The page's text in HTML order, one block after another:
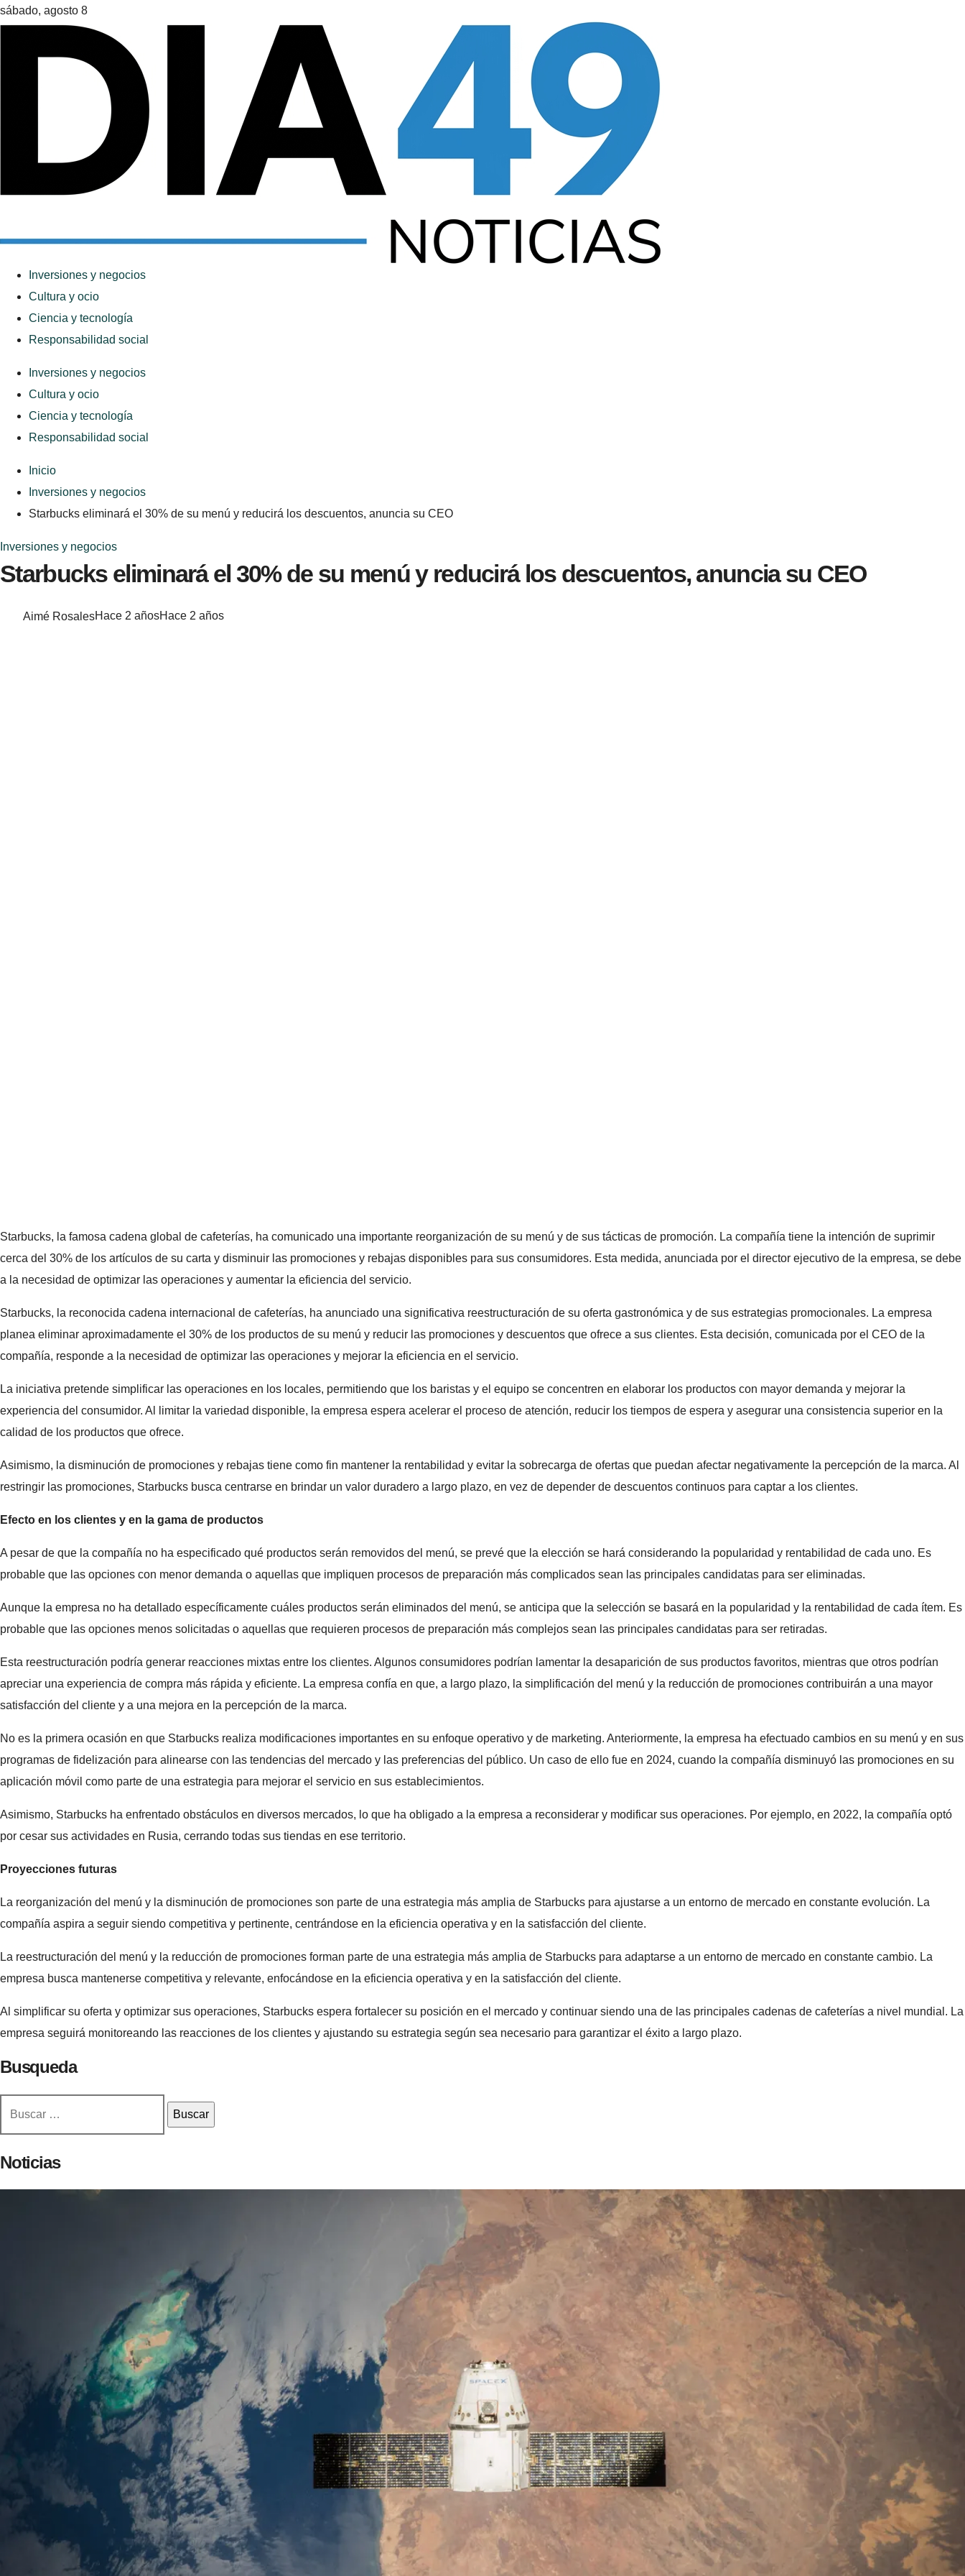
sábado, agosto 8
Inversiones y negocios
Cultura y ocio
Ciencia y tecnología
Responsabilidad social
Inversiones y negocios
Cultura y ocio
Ciencia y tecnología
Responsabilidad social
Inicio
Inversiones y negocios
Starbucks eliminará el 30% de su menú y reducirá los descuentos, anuncia su CEO
Inversiones y negocios
Starbucks eliminará el 30% de su menú y reducirá los descuentos, anuncia su CEO
Aimé RosalesHace 2 añosHace 2 años
Starbucks, la famosa cadena global de cafeterías, ha comunicado una importante reorganización de su menú y de sus tácticas de promoción. La compañía tiene la intención de suprimir
cerca del 30% de los artículos de su carta y disminuir las promociones y rebajas disponibles para sus consumidores. Esta medida, anunciada por el director ejecutivo de la empresa, se debe
a la necesidad de optimizar las operaciones y aumentar la eficiencia del servicio.
Starbucks, la reconocida cadena internacional de cafeterías, ha anunciado una significativa reestructuración de su oferta gastronómica y de sus estrategias promocionales. La empresa
planea eliminar aproximadamente el 30% de los productos de su menú y reducir las promociones y descuentos que ofrece a sus clientes. Esta decisión, comunicada por el CEO de la
compañía, responde a la necesidad de optimizar las operaciones y mejorar la eficiencia en el servicio.
La iniciativa pretende simplificar las operaciones en los locales, permitiendo que los baristas y el equipo se concentren en elaborar los productos con mayor demanda y mejorar la
experiencia del consumidor. Al limitar la variedad disponible, la empresa espera acelerar el proceso de atención, reducir los tiempos de espera y asegurar una consistencia superior en la
calidad de los productos que ofrece.
Asimismo, la disminución de promociones y rebajas tiene como fin mantener la rentabilidad y evitar la sobrecarga de ofertas que puedan afectar negativamente la percepción de la marca. Al
restringir las promociones, Starbucks busca centrarse en brindar un valor duradero a largo plazo, en vez de depender de descuentos continuos para captar a los clientes.
Efecto en los clientes y en la gama de productos
A pesar de que la compañía no ha especificado qué productos serán removidos del menú, se prevé que la elección se hará considerando la popularidad y rentabilidad de cada uno. Es
probable que las opciones con menor demanda o aquellas que impliquen procesos de preparación más complicados sean las principales candidatas para ser eliminadas.
Aunque la empresa no ha detallado específicamente cuáles productos serán eliminados del menú, se anticipa que la selección se basará en la popularidad y la rentabilidad de cada ítem. Es
probable que las opciones menos solicitadas o aquellas que requieren procesos de preparación más complejos sean las principales candidatas para ser retiradas.
Esta reestructuración podría generar reacciones mixtas entre los clientes. Algunos consumidores podrían lamentar la desaparición de sus productos favoritos, mientras que otros podrían
apreciar una experiencia de compra más rápida y eficiente. La empresa confía en que, a largo plazo, la simplificación del menú y la reducción de promociones contribuirán a una mayor
satisfacción del cliente y a una mejora en la percepción de la marca.
No es la primera ocasión en que Starbucks realiza modificaciones importantes en su enfoque operativo y de marketing. Anteriormente, la empresa ha efectuado cambios en su menú y en sus
programas de fidelización para alinearse con las tendencias del mercado y las preferencias del público. Un caso de ello fue en 2024, cuando la compañía disminuyó las promociones en su
aplicación móvil como parte de una estrategia para mejorar el servicio en sus establecimientos.
Asimismo, Starbucks ha enfrentado obstáculos en diversos mercados, lo que ha obligado a la empresa a reconsiderar y modificar sus operaciones. Por ejemplo, en 2022, la compañía optó
por cesar sus actividades en Rusia, cerrando todas sus tiendas en ese territorio.
Proyecciones futuras
La reorganización del menú y la disminución de promociones son parte de una estrategia más amplia de Starbucks para ajustarse a un entorno de mercado en constante evolución. La
compañía aspira a seguir siendo competitiva y pertinente, centrándose en la eficiencia operativa y en la satisfacción del cliente.
La reestructuración del menú y la reducción de promociones forman parte de una estrategia más amplia de Starbucks para adaptarse a un entorno de mercado en constante cambio. La
empresa busca mantenerse competitiva y relevante, enfocándose en la eficiencia operativa y en la satisfacción del cliente.
Al simplificar su oferta y optimizar sus operaciones, Starbucks espera fortalecer su posición en el mercado y continuar siendo una de las principales cadenas de cafeterías a nivel mundial. La
empresa seguirá monitoreando las reacciones de los clientes y ajustando su estrategia según sea necesario para garantizar el éxito a largo plazo.
Busqueda
Noticias